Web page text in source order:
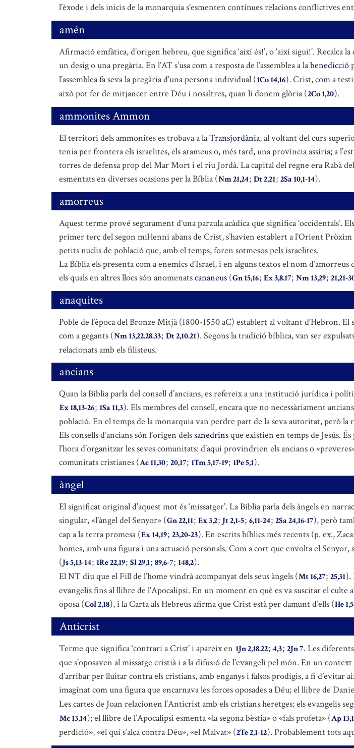
l’èxode i dels inicis de la monarquia s’esmenten contínues relacions conflictives
amén
Afirmació emfàtica, d’origen hebreu, que significa ‘així és!’, o ‘així sigui!’. Recalca
un desig o una pregària. En l’AT s’usa com a resposta de l’assemblea a labenedicció
l’assemblea fa seva la pregària d’una persona individual (1Co 14,16). Crist, com a
això pot fer de mitjancer entre Déu i nosaltres, quan li donem glòria (2Co 1,20).
ammonites Ammon
El territori dels ammonites es trobava a laTransjordània, al voltant del curs
tenia per frontera els israelites, els arameus o, més tard, una província assíria; a
torres de defensa prop del Mar Mort i el riu Jordà. La capital del regne era Rabà
esmentats en diverses ocasions per la Bíblia (Nm 21,24; Dt 2,21; 2Sa 10,1-14).
amorreus
Aquest terme prové segurament d’una paraula acàdica que significa
primer terç del segon mil·lenni abans de Crist, s’havien establert a l’Orient
petits nuclis de població que, amb el temps, foren sotmesos pels israelites.
La Bíblia els presenta com a enemics d’Israel, i en alguns textos el nom
els quals en altres llocs són anomenatscananeus (Gn 15,16; Ex 3,8.17; Nm 13,29; 21,21-
anaquites
Poble de l’època del Bronze Mitjà (1800-1550 aC) establert al voltant d’Hebron.
com a gegants (Nm 13,22.28.33; Dt 2,10.21). Segons la tradició bíblica, van ser
relacionats amb els filisteus.
ancians
Quan la Bíblia parla del consell d’ancians, es refereix a una institució jurídica i
Ex 18,13-26; 1Sa 11,3). Els membres del consell, encara que no necessàriament
població. En el temps de la monarquia van perdre part de la seva autoritat, però la
Els consells d’ancians són l’origen delssanedrinsque existien en temps de Jesús.
l’hora d’organitzar les seves comunitats: d’aquí provindrien els ancians o
comunitats cristianes (Ac 11,30; 20,17; 1Tm 5,17-19; 1Pe 5,1).
àngel
El significat original d’aquest mot és ‘missatger’. La Bíblia parla dels àngels en
singular, «l’àngel del Senyor» (Gn 22,11; Ex 3,2; Jt 2,1-5; 6,11-24; 2Sa 24,16-17), però
cap a la terra promesa (Ex 14,19; 23,20-23). En escrits bíblics més recents (p. ex.,
homes, amb una figura i una actuació personals. Com a cort que envolta el
(Js 5,13-14; 1Re 22,19; Sl 29,1; 89,6-7; 148,2).
El NT diu que el Fill de l’home vindrà acompanyat dels seus àngels (Mt 16,27; 25,31).
evangelis fins al llibre de l’Apocalipsi. En un moment en què es va suscitar el culte
oposa (Col 2,18), i la Carta als Hebreus afirma que Crist està per damunt d’ells (He 1,5
Anticrist
Terme que significa ‘contrari a Crist’ i apareix en 1Jn 2,18.22; 4,3; 2Jn 7. Les
que s’oposaven al missatge cristià i a la difusió de l’evangeli pel món. En un
d’arribar per lluitar contra els cristians, amb enganys i falsos prodigis, a fi d’evitar
imaginat com una figura que encarnava les forces oposades a Déu; el llibre de
Les cartes de Joan relacionen l’Anticrist amb els cristians heretges; els evangelis
Mc 13,14); el llibre de l’Apocalipsi esmenta «la segona bèstia» o «fals profeta» (Ap
perdició», «el qui s’alça contra Déu», «el Malvat» (2Te 2,1-12). Probablement tots